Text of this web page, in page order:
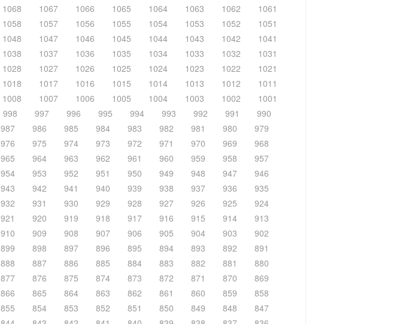
1068 1067 1066 1065 1064 1063 1062
1061
1058 1057 1056 1055 1054 1053 1052
1051
1048 1047 1046 1045 1044 1043 1042
1041
1038 1037 1036 1035 1034 1033 1032
1031
1028 1027 1026 1025 1024 1023 1022
1021
1018 1017 1016 1015 1014 1013 1012
1011
1008 1007 1006 1005 1004 1003 1002
1001
998 997 996 995 994 993 992 991
990
987 986 985 984 983 982 981 980
979
976 975 974 973 972 971 970 969
968
965 964 963 962 961 960 959 958
957
954 953 952 951 950 949 948 947
946
943 942 941 940 939 938 937 936
935
932 931 930 929 928 927 926 925
924
921 920 919 918 917 916 915 914
913
910 909 908 907 906 905 904 903
902
899 898 897 896 895 894 893 892
891
888 887 886 885 884 883 882 881
880
877 876 875 874 873 872 871 870
869
866 865 864 863 862 861 860 859
858
855 854 853 852 851 850 849 848
847